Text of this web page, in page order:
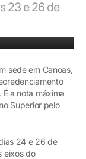
23 e 26 de
sede em Canoas,
a nota máxima
Superior pelo
24 e 26 de
eixos do